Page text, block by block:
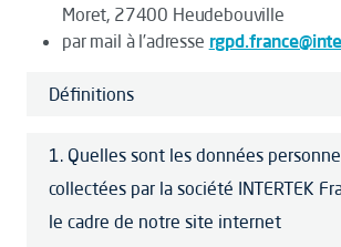
Moret, 27400 Heudebouville
par mail à l’adresse
Définitions
1. Quelles sont les données
collectées par la société INTERTEK
le cadre de notre site internet